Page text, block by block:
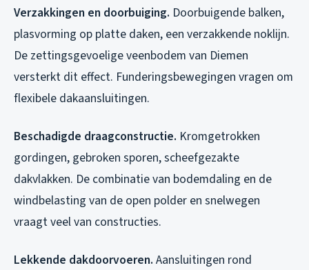
Verzakkingen en doorbuiging. Doorbuigende balken,
plasvorming op platte daken, een verzakkende noklijn.
De zettingsgevoelige veenbodem van Diemen
versterkt dit effect. Funderingsbewegingen vragen om
flexibele dakaansluitingen.
Beschadigde draagconstructie. Kromgetrokken
gordingen, gebroken sporen, scheefgezakte
dakvlakken. De combinatie van bodemdaling en de
windbelasting van de open polder en snelwegen
vraagt veel van constructies.
Lekkende dakdoorvoeren. Aansluitingen rond